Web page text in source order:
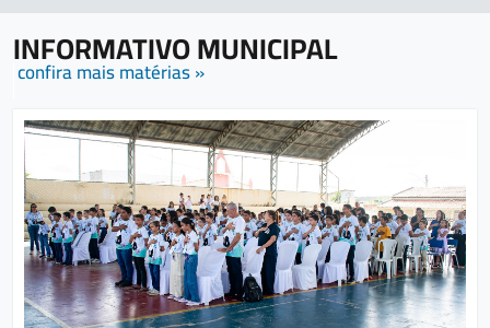
INFORMATIVO MUNICIPAL
confira mais matérias »